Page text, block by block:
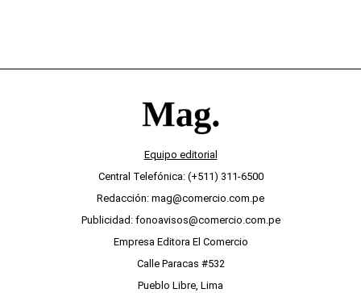
Equipo editorial
Central Telefónica: (+511) 311-6500
Redacción: mag@comercio.com.pe
Publicidad: fonoavisos@comercio.com.pe
Empresa Editora El Comercio
Calle Paracas #532
Pueblo Libre, Lima